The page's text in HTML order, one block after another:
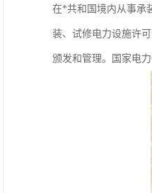
在*共和国境内从事承
装、试修电力设施许
颁发和管理。国家电